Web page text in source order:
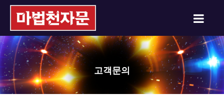
고객문의